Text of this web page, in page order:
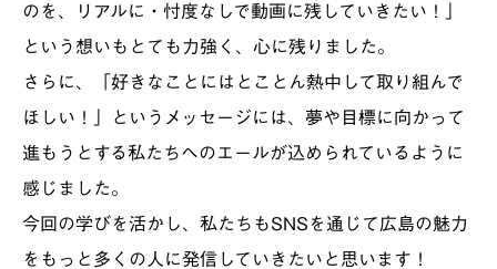
のを、リアルに・忖度なしで動画に残していきたい！」
という想いもとても力強く、心に残りました。
さらに、「好きなことにはとことん熱中して取り組んで
ほしい！」というメッセージには、夢や目標に向かって
進もうとする私たちへのエールが込められているように
感じました。
今回の学びを活かし、私たちもSNSを通じて広島の魅力
をもっと多くの人に発信していきたいと思います！